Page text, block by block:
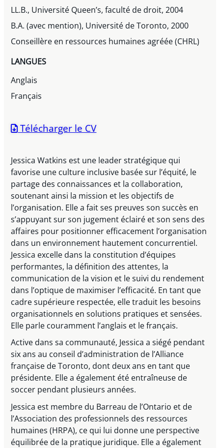
LL.B., Université Queen’s, faculté de droit, 2004
B.A. (avec mention), Université de Toronto, 2000
Conseillère en ressources humaines agréée (CHRL)
LANGUES
Anglais
Français
Télécharger le CV
Jessica Watkins est une leader stratégique qui
favorise une culture inclusive basée sur l’équité, le
partage des connaissances et la collaboration,
soutenant ainsi la mission et les objectifs de
l’organisation. Elle a fait ses preuves son succès en
s’appuyant sur son jugement éclairé et son sens des
affaires pour positionner efficacement l’organisation
dans un environnement hautement concurrentiel.
Jessica excelle dans la constitution d’équipes
performantes, la définition des attentes, la
communication de la vision et le suivi du rendement
dans l’optique de maximiser l’efficacité. En tant que
cadre supérieure respectée, elle traduit les besoins
organisationnels en solutions pratiques et sensées.
Elle parle couramment l’anglais et le français.
Active dans sa communauté, Jessica a siégé pendant
six ans au conseil d’administration de l’Alliance
française de Toronto, dont deux ans en tant que
présidente. Elle a également été entraîneuse de
soccer pendant plusieurs années.
Jessica est membre du Barreau de l’Ontario et de
l’Association des professionnels des ressources
humaines (HRPA), ce qui lui donne une perspective
équilibrée de la pratique juridique. Elle a également